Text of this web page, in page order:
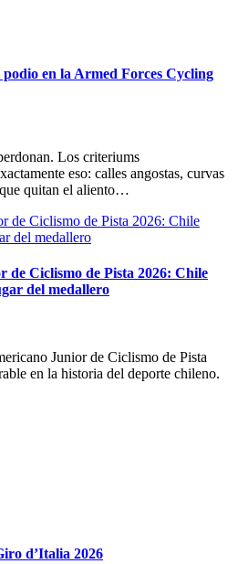
en la Armed Forces Cycling
Los criteriums
eso: calles angostas, curvas
quitan el aliento…
de Ciclismo de Pista 2026: Chile
del medallero
Junior de Ciclismo de Pista
en la historia del deporte chileno.
d’Italia 2026